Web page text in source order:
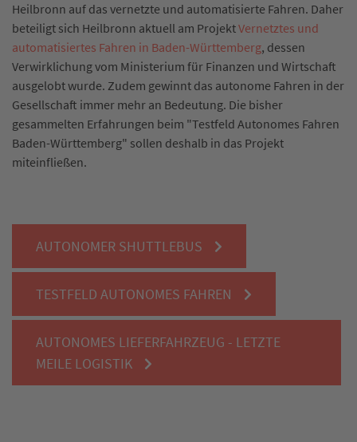
Heilbronn auf das vernetzte und automatisierte Fahren. Daher
beteiligt sich Heilbronn aktuell am ProjektVernetztes und
automatisiertes Fahren in Baden-Württemberg, dessen
Verwirklichung vom Ministerium für Finanzen und Wirtschaft
ausgelobt wurde. Zudem gewinnt das autonome Fahren in der
Gesellschaft immer mehr an Bedeutung. Die bisher
gesammelten Erfahrungen beim "Testfeld Autonomes Fahren
Baden-Württemberg" sollen deshalb in das Projekt
miteinfließen.
AUTONOMER SHUTTLEBUS
TESTFELD AUTONOMES FAHREN
AUTONOMES LIEFERFAHRZEUG - LETZTE
MEILE LOGISTIK